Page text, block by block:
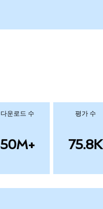
다운로드 수
50M+
평가 수
75.8K